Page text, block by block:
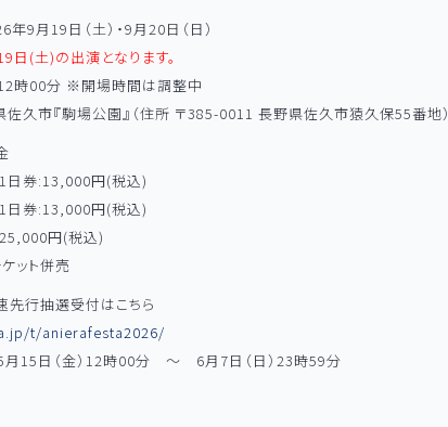
9月19日（土）・9月20日（日）
(土)の出演となります。
時00分 ※開場時間は調整中
久市『駒場公園』（住所 〒385-0011 長野県佐久市猿久保55番地）
日券:13,000円(税込)
日券:13,000円(税込)
円(税込)
ット併売
先行抽選受付はこちら
t/anierafesta2026/
月15日（金）12時00分 ～ 6月7日（日）23時59分